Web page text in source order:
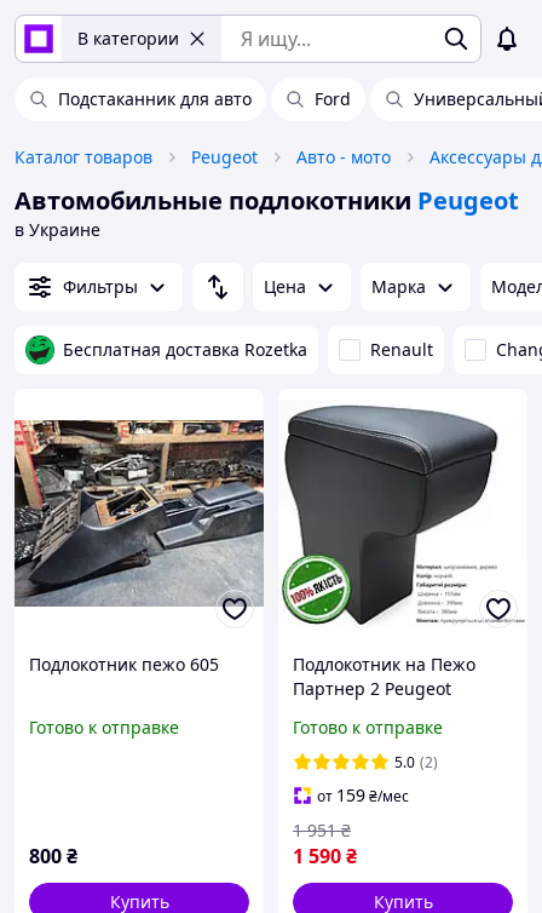
В категории
Подстаканник для авто Ford
Каталог товаров Peugeot Авто - мото Аксессуары
Автомобильные подлокотники Peugeot
в Украине
Фильтры Цена Марка
Бесплатная доставка Rozetka Renault
Подлокотник пежо 605
Готово к отправке
800₴
Купить
Подлокотник на Пежо
Партнер 2 Peugeot
Готово к отправке
5.0 (2)
от 159₴/мес
1 590₴
1 951 ₴
Купить